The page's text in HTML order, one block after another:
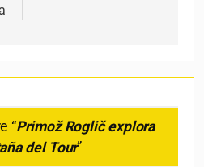
“Primož Roglič explora
del Tour”